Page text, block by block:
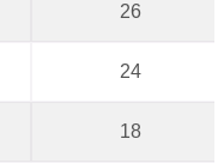
26
24
18